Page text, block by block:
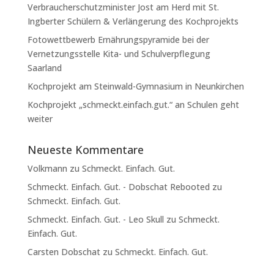
Verbraucherschutzminister Jost am Herd mit St.
Ingberter Schülern & Verlängerung des Kochprojekts
Fotowettbewerb Ernährungspyramide bei der
Vernetzungsstelle Kita- und Schulverpflegung
Saarland
Kochprojekt am Steinwald-Gymnasium in Neunkirchen
Kochprojekt „schmeckt.einfach.gut.“ an Schulen geht
weiter
Neueste Kommentare
Volkmann zu Schmeckt. Einfach. Gut.
Schmeckt. Einfach. Gut. - Dobschat Rebooted zu
Schmeckt. Einfach. Gut.
Schmeckt. Einfach. Gut. - Leo Skull zu Schmeckt.
Einfach. Gut.
Carsten Dobschatzu Schmeckt. Einfach. Gut.